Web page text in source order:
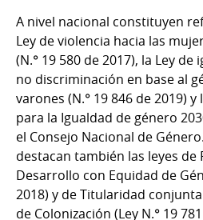
A nivel nacional constituyen
Ley de violencia hacia las
(N.° 19 580 de 2017), la Ley
no discriminación en base al
varones (N.° 19 846 de 2019)
para la Igualdad de género
el Consejo Nacional de
destacan también las leyes de
Desarrollo con Equidad de
2018) y de Titularidad
de Colonización (Ley N.° 19